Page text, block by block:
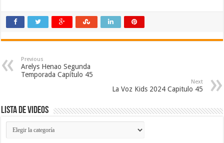
Previous
Arelys Henao Segunda
Temporada Capítulo 45
Next
La Voz Kids 2024 Capitulo 45
Lista de Videos
Lista
de
Videos